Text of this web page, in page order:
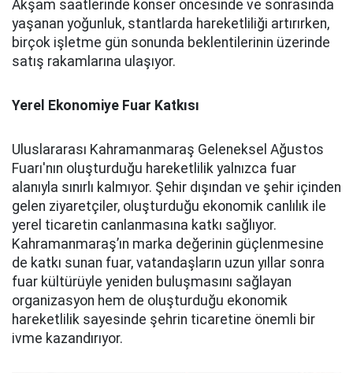
Akşam saatlerinde konser öncesinde ve sonrasında
yaşanan yoğunluk, stantlarda hareketliliği artırırken,
birçok işletme gün sonunda beklentilerinin üzerinde
satış rakamlarına ulaşıyor.
Yerel Ekonomiye Fuar Katkısı
Uluslararası Kahramanmaraş Geleneksel Ağustos
Fuarı'nın oluşturduğu hareketlilik yalnızca fuar
alanıyla sınırlı kalmıyor. Şehir dışından ve şehir içinden
gelen ziyaretçiler, oluşturduğu ekonomik canlılık ile
yerel ticaretin canlanmasına katkı sağlıyor.
Kahramanmaraş’ın marka değerinin güçlenmesine
de katkı sunan fuar, vatandaşların uzun yıllar sonra
fuar kültürüyle yeniden buluşmasını sağlayan
organizasyon hem de oluşturduğu ekonomik
hareketlilik sayesinde şehrin ticaretine önemli bir
ivme kazandırıyor.